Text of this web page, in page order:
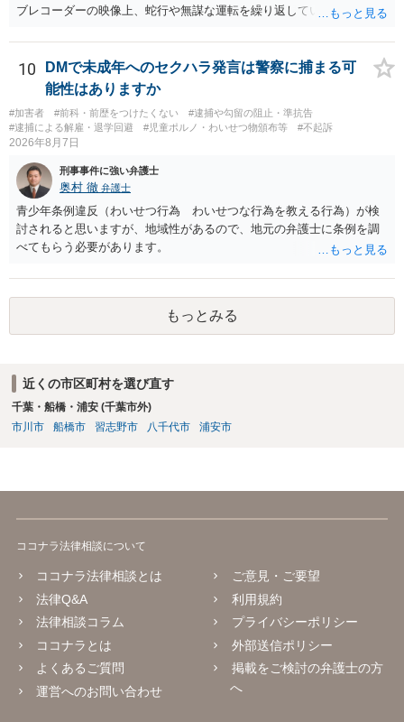
ブレコーダーの映像上、蛇行や無謀な運転を繰り返している等の映像
10
DMで未成年へのセクハラ発言は警察に捕まる可
能性はありますか
#加害者 #前科・前歴をつけたくない
#逮捕や勾留の阻止・準抗告
#逮捕による解雇・退学回避
#児童ポルノ・わいせつ物頒布等 #不起訴
2026年8月7日
刑事事件に強い弁護士
奥村 徹 弁護士
青少年条例違反（わいせつ行為 わいせつな行為を教える行為）が検
討されると思いますが、地域性があるので、地元の弁護士に条例を調
べてもらう必要があります。
もっとみる
近くの市区町村を選び直す
千葉・船橋・浦安 (千葉市外)
市川市
船橋市 習志野市 八千代市 浦安市
ココナラ法律相談について
ココナラ法律相談とは
法律Q&A
法律相談コラム
ココナラとは
よくあるご質問
運営へのお問い合わせ
ご意見・ご要望
利用規約
プライバシーポリシー
外部送信ポリシー
掲載をご検討の弁護士の方
へ